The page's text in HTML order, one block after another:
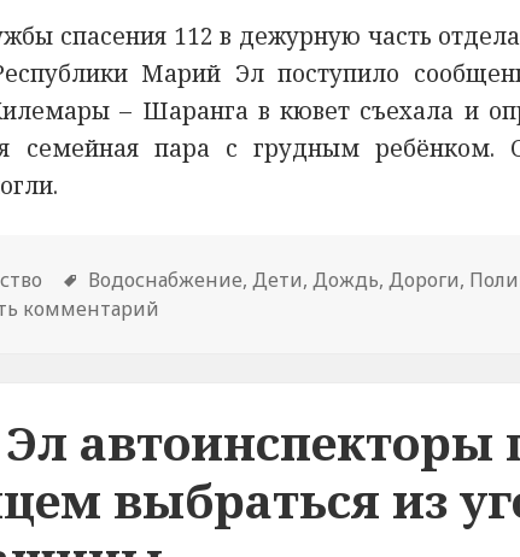
спасения 112 в дежурную часть
Марий Эл поступило
– Шаранга в кювет съехала и
семейная пара с грудным ребёнком.
Метки
Водоснабжение,Дети,Дождь,Дороги,
комментарий к новости В Марий Эл
автоинспекторы
выбраться из